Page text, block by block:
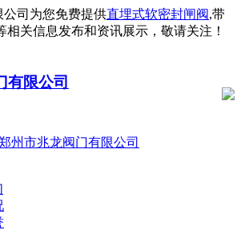
司为您免费提供直埋式软密封闸阀,带
相关信息发布和资讯展示，敬请关注！